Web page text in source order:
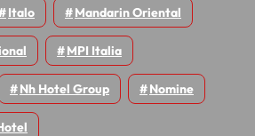
Italo Mandarin Oriental
MPI Italia
Nh Hotel Group Nomine